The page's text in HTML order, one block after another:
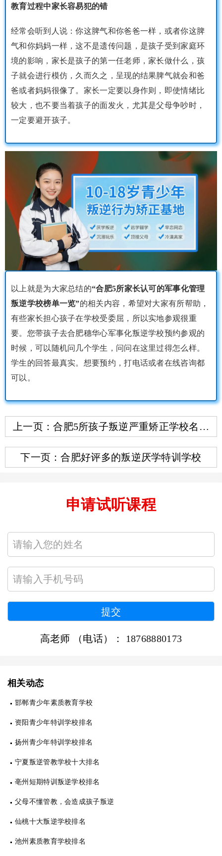
教育过程中家长容易犯的错
经常会听到人说：你这脾气和你爸爸一样，或者你这脾
气和你妈妈一样，这不是遗传问题，是孩子受到家庭环
境的影响，家长是孩子的第一任老师，家长做什么，孩
子就会进行模仿，久而久之，呈现的结果脾气就会和爸
爸或者妈妈很像了。家长一定要以身作则，即使情绪比
较大，也不要当着孩子的面发火，尤其是父母争吵时，
一定要避开孩子。
以上就是为大家总结的“合肥5所家长认可的军事化管理
叛逆学校榜单一览”的相关内容，希望对大家有所帮助，
有些家长担心孩子在学校受委屈，所以实地参观很重
要。您带孩子去合肥穗华心军事化叛逆学校预约参观的
时候，可以随机问几个学生，问问在这里过得怎么样。
学生的回答最真实。想要预约，打电话或者在线咨询都
可以。
上一页：合肥5所孩子叛逆严重矫正学校名单
下一页：合肥好评多的叛逆厌学特训学校
申请试听课程
高老师 （电话）： 18768880173
相关动态
邯郸青少年素质教育学校
资阳青少年特训学校排名
扬州青少年特训学校排名
宁夏叛逆管教学校十大排名
亳州短期特训叛逆学校排名
父母不懂管教，会造成孩子叛逆
仙桃十大叛逆学校排名
池州素质教育学校排名